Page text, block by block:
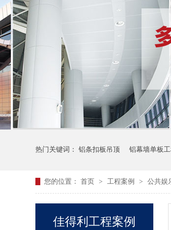
热门关键词： 铝条扣板吊顶 铝幕墙单板
您的位置： 首页 > 工程案例 > 公共娱
佳得利工程案例